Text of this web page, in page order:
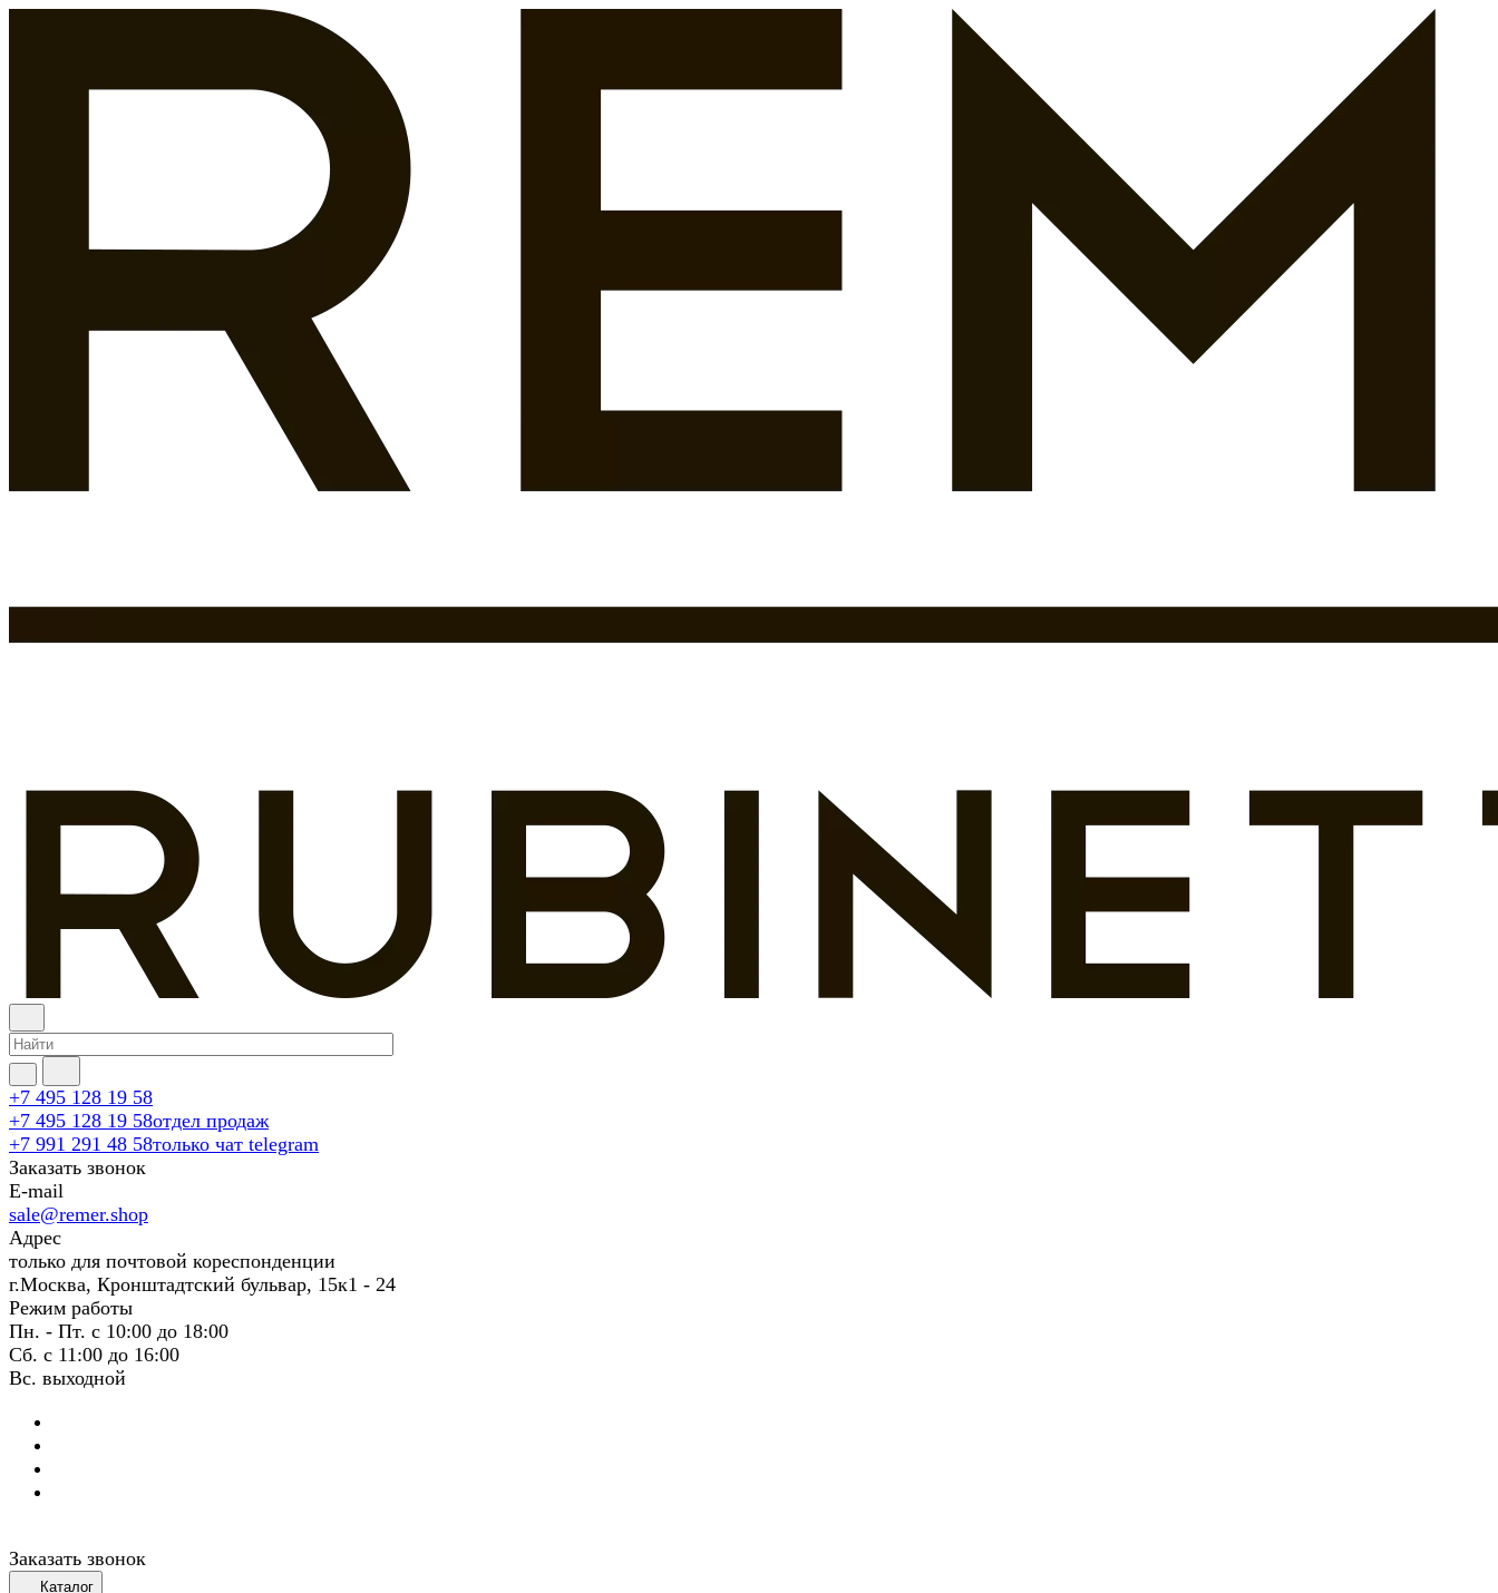
+7 495 128 19 58
+7 495 128 19 58отдел продаж
+7 991 291 48 58только чат telegram
Заказать звонок
E-mail
sale@remer.shop
Адрес
только для почтовой кореспонденции
г.Москва, Кронштадтский бульвар, 15к1 - 24
Режим работы
Пн. - Пт. с 10:00 до 18:00
Сб. с 11:00 до 16:00
Вс. выходной
Заказать звонок
Каталог